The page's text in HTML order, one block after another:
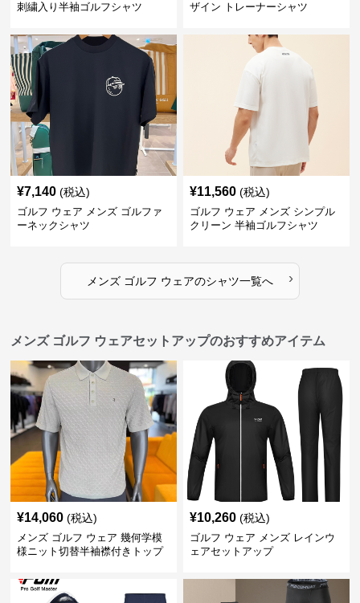
刺繍入り半袖ゴルフシャツ
ザイン トレーナーシャツ
¥7,140 (税込)
ゴルフ ウェア メンズ ゴルファ
ーネックシャツ
¥11,560 (税込)
ゴルフ ウェア メンズ シンプル
クリーン 半袖ゴルフシャツ
メンズ ゴルフ ウェアのシャツ一覧へ ›
メンズ ゴルフ ウェアセットアップのおすすめアイテム
¥14,060 (税込)
メンズ ゴルフ ウェア 幾何学模
様ニット切替半袖襟付きトップ
¥10,260 (税込)
ゴルフ ウェア メンズ レインウ
ェアセットアップ